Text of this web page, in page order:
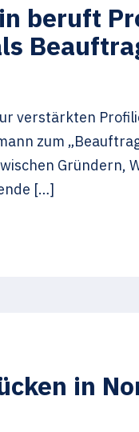
beruft
verstärkten
zum
[…]
in